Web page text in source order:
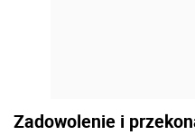
Zadowolenie i